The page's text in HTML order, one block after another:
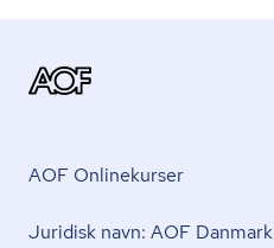
AOF Onlinekurser
Juridisk navn: AOF Danmark